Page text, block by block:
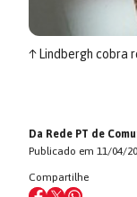
↑Lindbergh cobra
Da Rede PT de
Publicado em 11/04/
Compartilhe